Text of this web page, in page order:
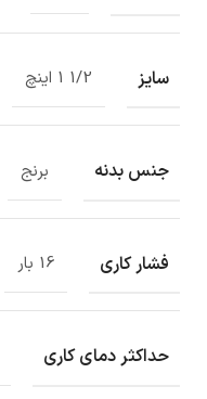
سایز 1/2 1 اینچ
جنس بدنه برنج
فشار کاری 16 بار
حداکثر دمای کاری